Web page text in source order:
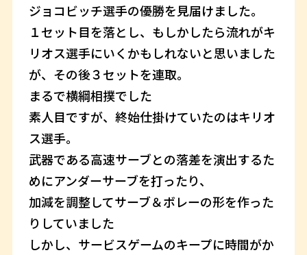
ジョコビッチ選手の優勝を見届けました。
１セット目を落とし、もしかしたら流れがキ
リオス選手にいくかもしれないと思いました
が、その後３セットを連取。
まるで横綱相撲でした
素人目ですが、終始仕掛けていたのはキリオ
ス選手。
武器である高速サーブとの落差を演出するた
めにアンダーサーブを打ったり、
加減を調整してサーブ＆ボレーの形を作った
りしていました
しかし、サービスゲームのキープに時間がか